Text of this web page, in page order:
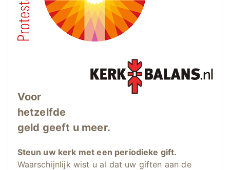
Voor
hetzelfde
geld geeft u meer.
Steun uw kerk met een periodieke gift.
Waarschijnlijk wist u al dat uw giften aan de